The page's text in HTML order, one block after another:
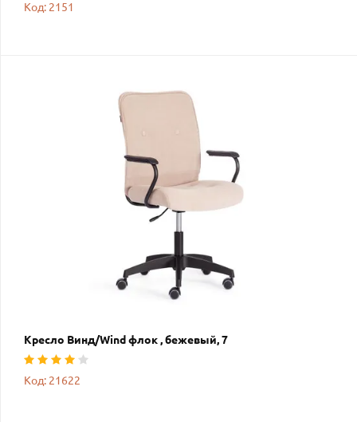
Код: 2151
Кресло Винд/Wind флок , бежевый, 7
Код: 21622